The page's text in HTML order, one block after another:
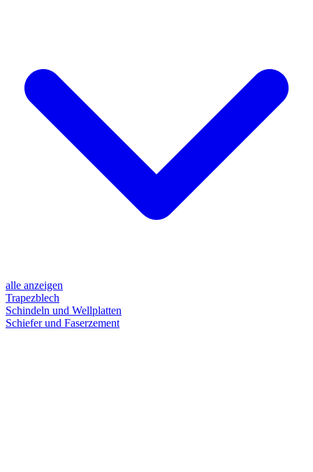
alle anzeigen
Trapezblech
Schindeln und Wellplatten
Schiefer und Faserzement